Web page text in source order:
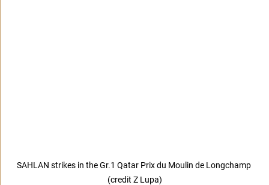
SAHLAN strikes in the Gr.1 Qatar Prix du Moulin de Longchamp
(credit Z Lupa)